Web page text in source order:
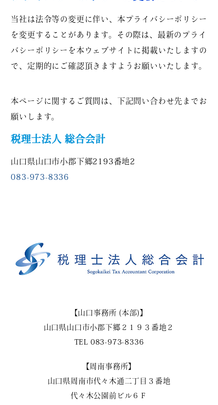
当社は法令等の変更に伴い、本プライバシーポリシー
を変更することがあります。その際は、最新のプライ
バシーポリシーを本ウェブサイトに掲載いたしますの
で、定期的にご確認頂きますようお願いいたします。
本ページに関するご質問は、下記問い合わせ先までお
願いします。
税理士法人 総合会計
山口県山口市小郡下郷2193番地2
083-973-8336
【山口事務所 (本部)】
山口県山口市小郡下郷２１９３番地２
TEL 083-973-8336
【周南事務所】
山口県周南市代々木通二丁目３番地
代々木公園前ビル６Ｆ